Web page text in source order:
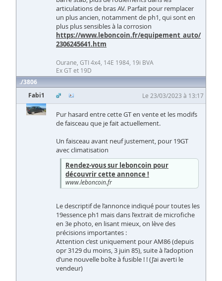
articulations de bras AV. Parfait pour remplacer
un plus ancien, notamment de ph1, qui sont en
plus plus sensibles à la corrosion
https://www.leboncoin.fr/equipement_auto/
2306245641.htm
Ourane, GTI 4x4, 14E 1984, 19i BVA
Ex GT et 19D
3806
Fabi1
Le 23/03/2023 à 13:17
Pur hasard entre cette GT en vente et les modifs
de faisceau que je fait actuellement.
Un faisceau avant neuf justement, pour 19GT
avec climatisation
Rendez-vous sur leboncoin pour
découvrir cette annonce !
www.leboncoin.fr
Le descriptif de l’annonce indiqué pour toutes les
19essence ph1 mais dans l’extrait de microfiche
en 3e photo, en lisant mieux, on lève des
précisions importantes :
Attention c’est uniquement pour AM86 (depuis
opr 3129 du moins, 3 juin 85), suite à l’adoption
d’une nouvelle boîte à fusible ! ! (J’ai averti le
vendeur)